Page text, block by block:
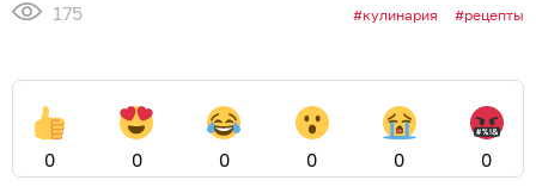
175 кулинария рецепты
0 0 0 0 0 0